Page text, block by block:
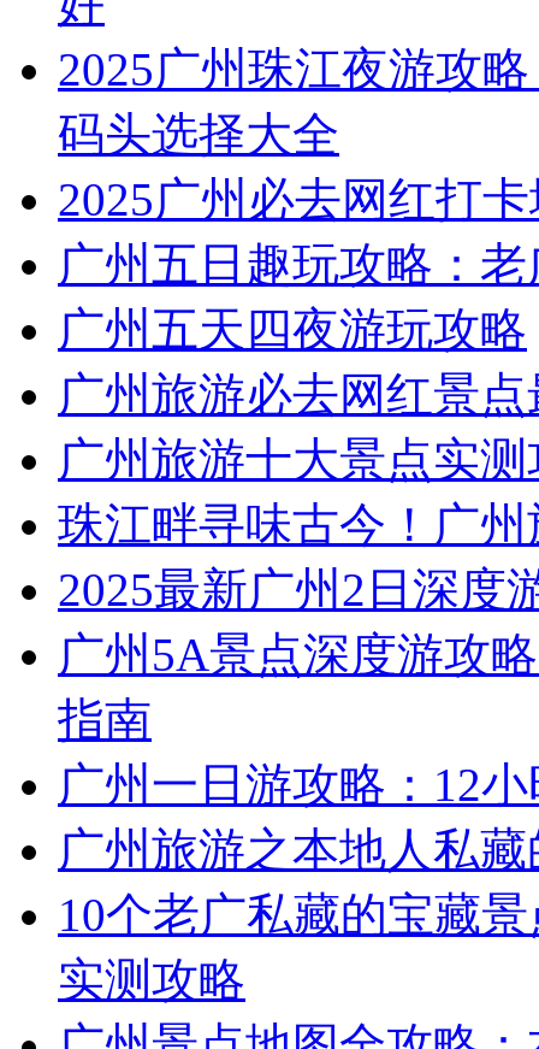
2025广州珠江夜游攻
码头选择大全
2025广州必去网红打
广州五日趣玩攻略：
广州五天四夜游玩攻略
广州旅游必去网红景
广州旅游十大景点实
珠江畔寻味古今！广
2025最新广州2日深度
广州5A景点深度游攻
指南
广州一日游攻略：12
广州旅游之本地人私
10个老广私藏的宝藏
实测攻略